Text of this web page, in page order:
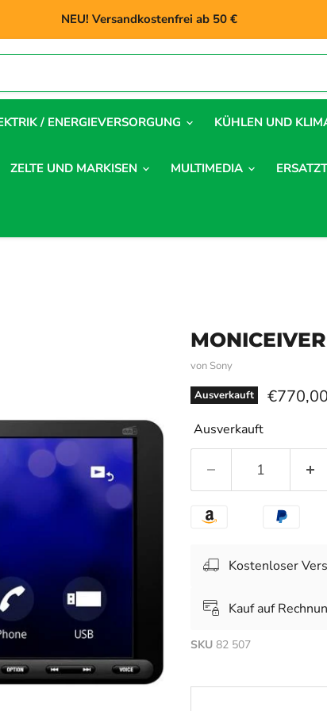
NEU! Versandkostenfrei ab 50 €
/ ENERGIEVERSORGUNG KÜHLEN UND
ZELTE UND MARKISEN MULTIMEDIA
von Sony
Ausverkauft €770,00
Ausverkauft
Kostenloser
Kauf auf
SKU 82 507